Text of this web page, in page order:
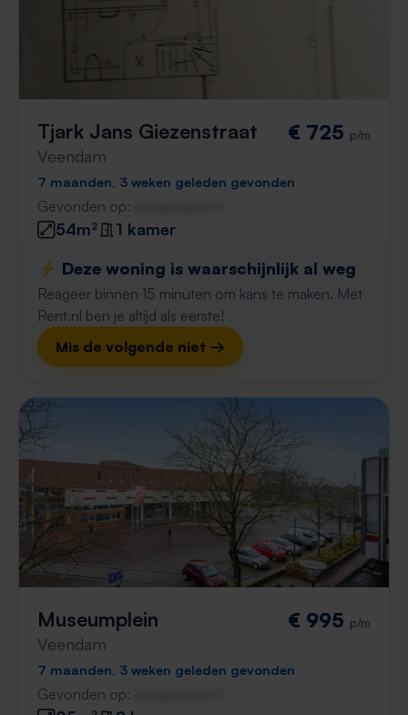
Tjark Jans Giezenstraat
Veendam
€ 725 p/m
7 maanden, 3 weken geleden gevonden
Gevonden op:
54m²
1 kamer
⚡️ Deze woning is waarschijnlijk al weg
Reageer binnen 15 minuten om kans te maken. Met
Rent.nl ben je altijd als eerste!
Mis de volgende niet →
Museumplein
Veendam
€ 995 p/m
7 maanden, 3 weken geleden gevonden
Gevonden op: